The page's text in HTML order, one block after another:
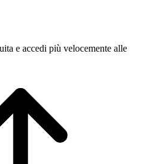
e accedi più velocemente alle